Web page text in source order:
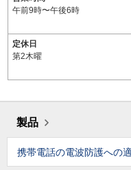
午前9時〜午後6時
定休日
第2木曜
製品
携帯電話の電波防護への